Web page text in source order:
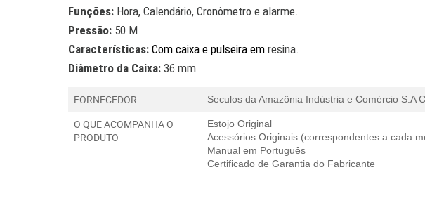
Funções: Hora, Calendário, Cronômetro e alarme.
Pressão: 50 M
Características: Com caixa e pulseira em resina.
Diâmetro da Caixa: 36 mm
FORNECEDOR Seculos da Amazônia Indústria e Comércio S.A
O QUE ACOMPANHA O
PRODUTO
Estojo Original
Acessórios Originais (correspondentes a cada
Manual em Português
Certificado de Garantia do Fabricante